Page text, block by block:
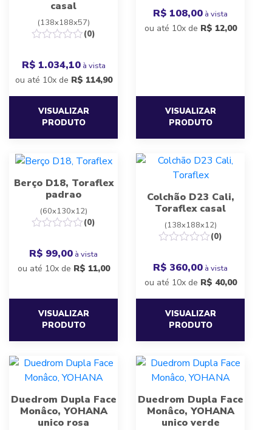
casal
(138x188x57)
(0)
R$ 1.034,10à vista
ou até 10x de R$ 114,90
VISUALIZAR
PRODUTO
R$ 108,00 à vista
ou até 10x de R$ 12,00
VISUALIZAR
PRODUTO
Berço D18, Toraflex
padrao
(60x130x12)
(0)
R$ 99,00 à vista
ou até 10x de R$ 11,00
VISUALIZAR
PRODUTO
Colchão D23 Cali,
Toraflex casal
(138x188x12)
(0)
R$ 360,00 à vista
ou até 10x de R$ 40,00
VISUALIZAR
PRODUTO
Duedrom Dupla Face
Monâco, YOHANA
unico rosa
Duedrom Dupla Face
Monâco, YOHANA
unico verde